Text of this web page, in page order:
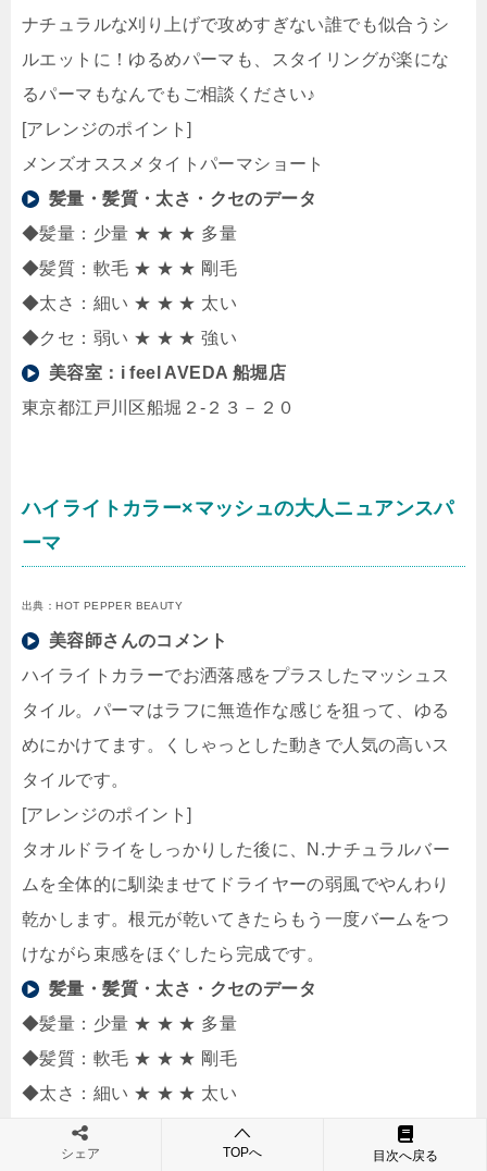
ナチュラルな刈り上げで攻めすぎない誰でも似合うシ
ルエットに！ゆるめパーマも、スタイリングが楽にな
るパーマもなんでもご相談ください♪
[アレンジのポイント]
メンズオススメタイトパーマショート
髪量・髪質・太さ・クセのデータ
◆髪量：少量 ★ ★ ★ 多量
◆髪質：軟毛 ★ ★ ★ 剛毛
◆太さ：細い ★ ★ ★ 太い
◆クセ：弱い ★ ★ ★ 強い
美容室： i feel AVEDA 船堀店
東京都江戸川区船堀２-２３－２０
ハイライトカラー×マッシュの大人ニュアンスパ
ーマ
出典：HOT PEPPER BEAUTY
美容師さんのコメント
ハイライトカラーでお洒落感をプラスしたマッシュス
タイル。パーマはラフに無造作な感じを狙って、ゆる
めにかけてます。くしゃっとした動きで人気の高いス
タイルです。
[アレンジのポイント]
タオルドライをしっかりした後に、N.ナチュラルバー
ムを全体的に馴染ませてドライヤーの弱風でやんわり
乾かします。根元が乾いてきたらもう一度バームをつ
けながら束感をほぐしたら完成です。
髪量・髪質・太さ・クセのデータ
◆髪量：少量 ★ ★ ★ 多量
◆髪質：軟毛 ★ ★ ★ 剛毛
◆太さ：細い ★ ★ ★ 太い
◆クセ：弱い ★ ★ ☆ 強い
美容室：
middle daikanyama【ミドルダイカンヤ
シェア TOPへ 目次へ戻る